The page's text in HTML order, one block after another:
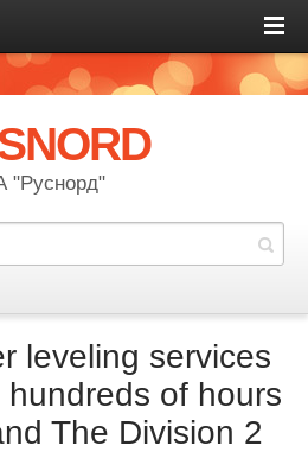
"Руснорд"
leveling services
of hours
The Division 2